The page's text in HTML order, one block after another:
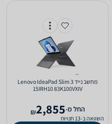
מחשב נייד Lenovo IdeaPad Slim 3
15IRH10 83K100VXIV
‫החל מ-2,855
₪
השוואה ב-13 חנויות